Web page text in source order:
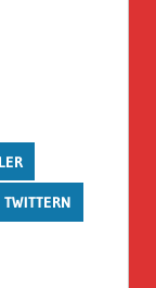
TWITTERN